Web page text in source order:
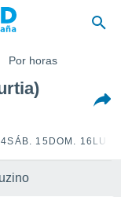
Por horas
SÁB. 15 DOM. 16